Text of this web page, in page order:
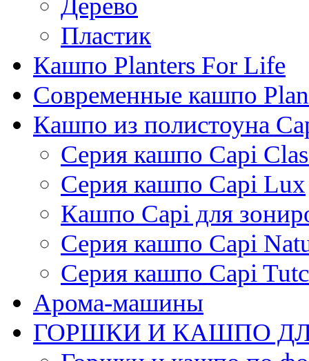
Дерево
Пластик
Кашпо Planters For Life
Современные кашпо
Кашпо из полистоуна
Серия кашпо Capi
Серия кашпо Capi Lux
Кашпо Capi для
Серия кашпо Capi
Серия кашпо Capi
Арома-машины
ГОРШКИ И КАШПО